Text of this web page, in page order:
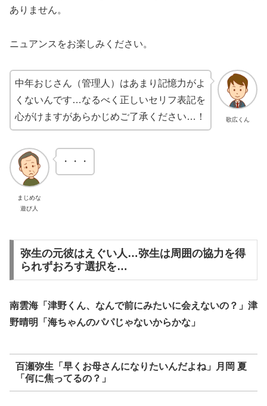
ありません。
ニュアンスをお楽しみください。
歌広くん
中年おじさん（管理人）はあまり記憶力がよ
くないんです…なるべく正しいセリフ表記を
心がけますがあらかじめご了承ください…！
まじめな
遊び人
・・・
弥生の元彼はえぐい人…弥生は周囲の協力を得
られずおろす選択を…
南雲海「津野くん、なんで前にみたいに会えないの？」津
野晴明「海ちゃんのパパじゃないからかな」
百瀬弥生「早くお母さんになりたいんだよね」月岡 夏
「何に焦ってるの？」